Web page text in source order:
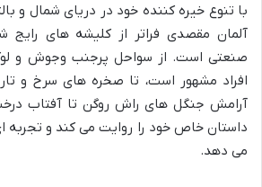
با تنوع خیره کننده خود در دریای شمال و
آلمان مقصدی فراتر از کلیشه های رایج
صنعتی است. از سواحل پرجنب وجوش و
افراد مشهور است، تا صخره های سرخ و
آرامش جنگل های راش روگن تا آفتاب
داستان خاص خود را روایت می کند و تجربه
می دهد.